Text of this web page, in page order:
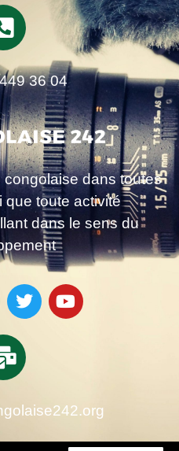
36 04
dans toutes
que toute activité
dans le sens du